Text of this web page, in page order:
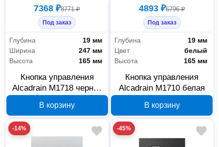
7368 ₽8771 ₽
Под заказ
Глубина
19 мм
Ширина
247 мм
Высота
165 мм
Кнопка управления
Alcadrain M1718 черная
В корзину
4893 ₽6796 ₽
Под заказ
Глубина
19 мм
Цвет
белый
Высота
165 мм
Кнопка управления
Alcadrain M1710 белая
В корзину
-14% -45%